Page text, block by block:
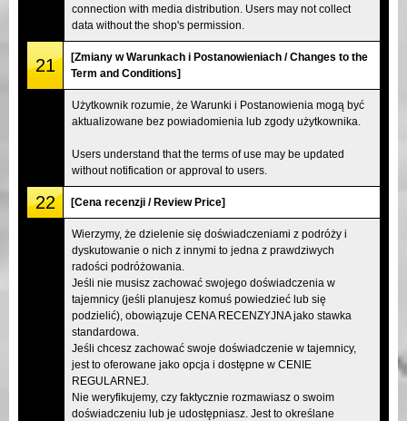
connection with media distribution. Users may not collect
data without the shop's permission.
21
[Zmiany w Warunkach i Postanowieniach / Changes to the
Term and Conditions]
Użytkownik rozumie, że Warunki i Postanowienia mogą być
aktualizowane bez powiadomienia lub zgody użytkownika.
Users understand that the terms of use may be updated
without notification or approval to users.
22 [Cena recenzji / Review Price]
Wierzymy, że dzielenie się doświadczeniami z podróży i
dyskutowanie o nich z innymi to jedna z prawdziwych
radości podróżowania.
Jeśli nie musisz zachować swojego doświadczenia w
tajemnicy (jeśli planujesz komuś powiedzieć lub się
podzielić), obowiązuje CENA RECENZYJNA jako stawka
standardowa.
Jeśli chcesz zachować swoje doświadczenie w tajemnicy,
jest to oferowane jako opcja i dostępne w CENIE
REGULARNEJ.
Nie weryfikujemy, czy faktycznie rozmawiasz o swoim
doświadczeniu lub je udostępniasz. Jest to określane